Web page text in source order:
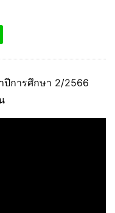
ปีการศึกษา 2/2566